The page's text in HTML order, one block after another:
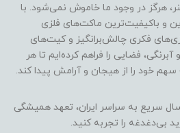
هرگز در وجود ما خاموش نمی‌شود. با
و باکیفیت‌ترین ماکت‌های فلزی
فکری چالش‌برانگیز و کیت‌های
فضایی را فراهم کرده‌ایم تا هر
خود را از هیجان و آرامش پیدا کند.
سریع به سراسر ایران، تعهد همیشگی
بی‌دغدغه را تجربه کنید.